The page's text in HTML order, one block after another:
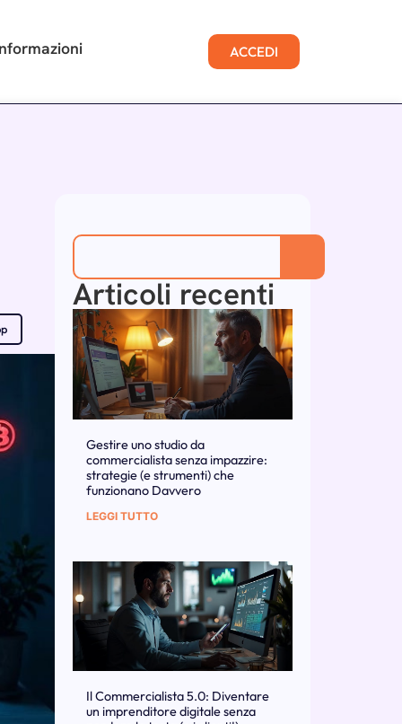
ACCEDI
Articoli recenti
Gestire uno studio da
commercialista senza impazzire:
strategie (e strumenti) che
funzionano Davvero
LEGGI TUTTO
Il Commercialista 5.0: Diventare
un imprenditore digitale senza